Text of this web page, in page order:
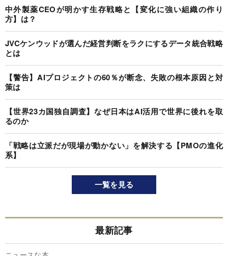
中外製薬CEOが明かす生存戦略と【変化に強い組織の作り
方】は？
JVCケンウッドが選んだ経営判断をラクにするデータ統合戦略
とは
【警告】AIプロジェクトの60％が断念、失敗の根本原因と対
策は
【世界23カ国独自調査】なぜ日本はAI活用で世界に後れを取
るのか
「戦略は立派だが現場が動かない」を解決する【PMOの進化
系】
一覧を見る
最新記事